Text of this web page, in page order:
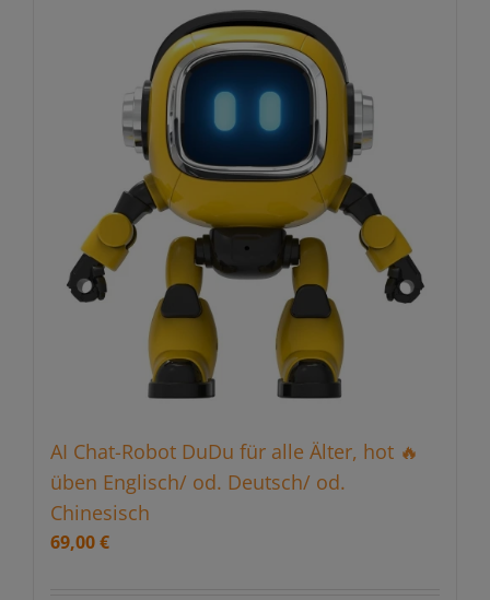
AI Chat-Robot DuDu für alle Älter, hot 🔥
üben Englisch/ od. Deutsch/ od.
Chinesisch
69,00€